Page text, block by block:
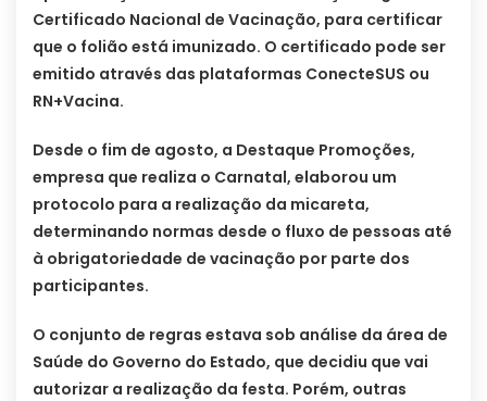
Certificado Nacional de Vacinação, para certificar
que o folião está imunizado. O certificado pode ser
emitido através das plataformas ConecteSUS ou
RN+Vacina.
Desde o fim de agosto, a Destaque Promoções,
empresa que realiza o Carnatal, elaborou um
protocolo para a realização da micareta,
determinando normas desde o fluxo de pessoas até
à obrigatoriedade de vacinação por parte dos
participantes.
O conjunto de regras estava sob análise da área de
Saúde do Governo do Estado, que decidiu que vai
autorizar a realização da festa. Porém, outras